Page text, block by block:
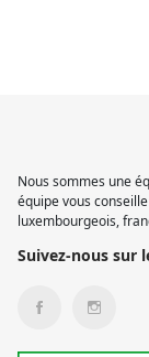
Nous sommes une
équipe vous
luxembourgeois,
Suivez-nous sur